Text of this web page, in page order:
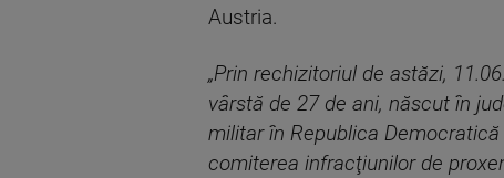
Austria.
„Prin rechizitoriul de astăzi,
vârstă de 27 de ani, născut în
militar în Republica
comiterea infracţiunilor de